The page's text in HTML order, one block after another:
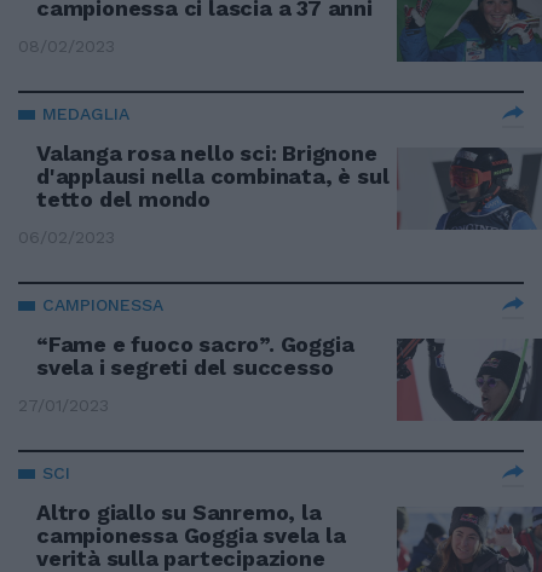
campionessa ci lascia a 37 anni
08/02/2023
MEDAGLIA
Valanga rosa nello sci: Brignone
d'applausi nella combinata, è sul
tetto del mondo
06/02/2023
CAMPIONESSA
“Fame e fuoco sacro”. Goggia
svela i segreti del successo
27/01/2023
SCI
Altro giallo su Sanremo, la
campionessa Goggia svela la
verità sulla partecipazione